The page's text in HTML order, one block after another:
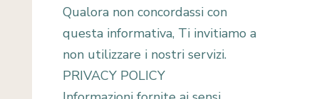
Qualora non concordassi con
questa informativa, Ti invitiamo a
non utilizzare i nostri servizi.
PRIVACY POLICY